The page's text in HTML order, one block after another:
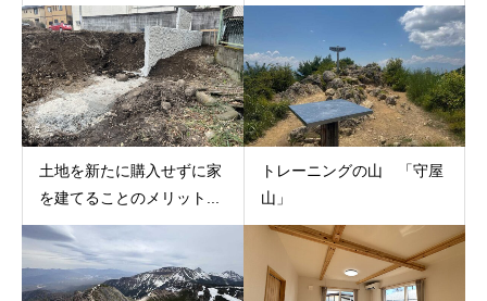
土地を新たに購入せずに家
を建てることのメリット...
トレーニングの山 「守屋
山」